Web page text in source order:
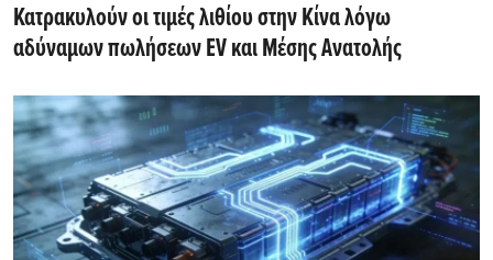
Κατρακυλούν οι τιμές λιθίου στην Κίνα λόγω
αδύναμων πωλήσεων EV και Μέσης Ανατολής